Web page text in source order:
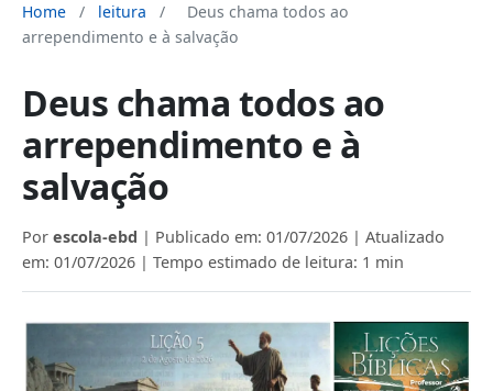
Home / leitura /
Deus chama todos ao
arrependimento e à salvação
Deus chama todos ao
arrependimento e à
salvação
Por escola-ebd | Publicado em: 01/07/2026 | Atualizado
em: 01/07/2026 | Tempo estimado de leitura: 1 min